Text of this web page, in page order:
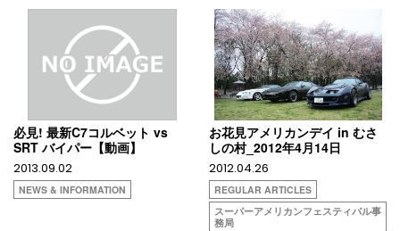
必見! 最新C7コルベット vs
SRT バイパー【動画】
2013.09.02
NEWS & INFORMATION
お花見アメリカンデイ in むさ
しの村_2012年4月14日
2012.04.26
REGULAR ARTICLES
スーパーアメリカンフェスティバル事
務局